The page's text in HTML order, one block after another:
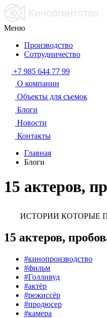
Меню
Производство
Сотрудничество
+7 985 644 77 99
О компании
Объекты для съемок
Блоги
Новости
Контакты
Главная
Блоги
15 актеров,
ИСТОРИИ КОТОРЫЕ
15 актеров,
#кинопроизводство
#фильм
#Голливуд
#актёр
#режиссёр
#продюсер
#камера